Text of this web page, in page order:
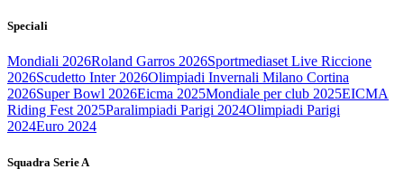
Speciali
Mondiali 2026Roland Garros 2026Sportmediaset Live Riccione
2026Scudetto Inter 2026Olimpiadi Invernali Milano Cortina
2026Super Bowl 2026Eicma 2025Mondiale per club 2025EICMA
Riding Fest 2025Paralimpiadi Parigi 2024Olimpiadi Parigi
2024Euro 2024
Squadra Serie A